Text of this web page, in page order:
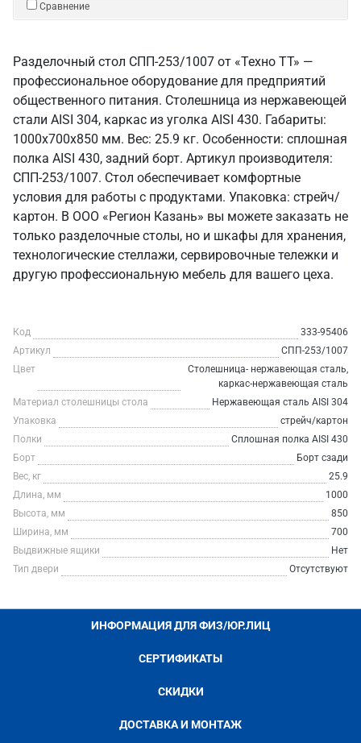
Сравнение
Разделочный стол СПП-253/1007 от «Техно ТТ» —
профессиональное оборудование для предприятий
общественного питания. Столешница из нержавеющей
стали AISI 304, каркас из уголка AISI 430. Габариты:
1000x700x850 мм. Вес: 25.9 кг. Особенности: сплошная
полка AISI 430, задний борт. Артикул производителя:
СПП-253/1007. Стол обеспечивает комфортные
условия для работы с продуктами. Упаковка: стрейч/
картон. В ООО «Регион Казань» вы можете заказать не
только разделочные столы, но и шкафы для хранения,
технологические стеллажи, сервировочные тележки и
другую профессиональную мебель для вашего цеха.
Код
333-95406
Артикул
СПП-253/1007
Цвет
Столешница- нержавеющая сталь,
каркас-нержавеющая сталь
Материал столешницы стола
Нержавеющая сталь AISI 304
Упаковка
стрейч/картон
Полки
Сплошная полка AISI 430
Борт
Борт сзади
Вес, кг
25.9
Длина, мм
1000
Высота, мм
850
Ширина, мм
700
Выдвижные ящики
Нет
Тип двери
Отсутствуют
ИНФОРМАЦИЯ ДЛЯ ФИЗ/ЮР.ЛИЦ
СЕРТИФИКАТЫ
СКИДКИ
ДОСТАВКА И МОНТАЖ